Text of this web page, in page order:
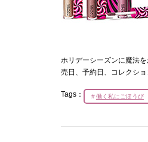
ホリデーシーズンに魔法
売日、予約日、コレクショ
Tags： 働く私にごほうび